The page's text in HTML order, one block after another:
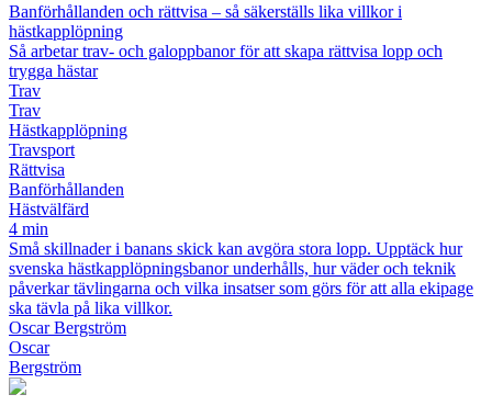
Banförhållanden och rättvisa – så säkerställs lika villkor i
hästkapplöpning
Så arbetar trav- och galoppbanor för att skapa rättvisa lopp och
trygga hästar
Trav
Trav
Hästkapplöpning
Travsport
Rättvisa
Banförhållanden
Hästvälfärd
4 min
Små skillnader i banans skick kan avgöra stora lopp. Upptäck hur
svenska hästkapplöpningsbanor underhålls, hur väder och teknik
påverkar tävlingarna och vilka insatser som görs för att alla ekipage
ska tävla på lika villkor.
Oscar Bergström
Oscar
Bergström